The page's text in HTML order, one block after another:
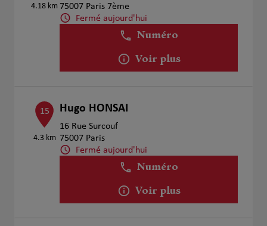
4.18 km 75007 Paris 7ème
Fermé aujourd'hui
Numéro
Voir plus
15
4.3 km
Hugo HONSAI
16 Rue Surcouf
75007 Paris
Fermé aujourd'hui
Numéro
Voir plus